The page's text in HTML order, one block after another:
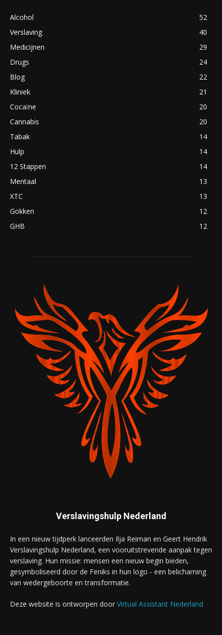
Alcohol
52
Verslaving
40
Medicijnen
29
Drugs
24
Blog
22
Kliniek
21
Cocaïne
20
Cannabis
20
Tabak
14
Hulp
14
12 Stappen
14
Mentaal
13
XTC
13
Gokken
12
GHB
12
Verslavingshulp Nederland
In een nieuw tijdperk lanceerden Ilja Reiman en Geert Hendrik
Verslavingshulp Nederland, een vooruitstrevende aanpak tegen
verslaving. Hun missie: mensen een nieuw begin bieden,
gesymboliseerd door de Feniks in hun logo - een belichaming
van wedergeboorte en transformatie.
Deze website is ontworpen door Virtual Assistant Nederland